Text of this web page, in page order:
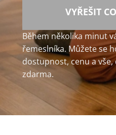
VYŘEŠIT
Během několika minut
řemeslníka. Můžete se
dostupnost, cenu a vše,
zdarma.